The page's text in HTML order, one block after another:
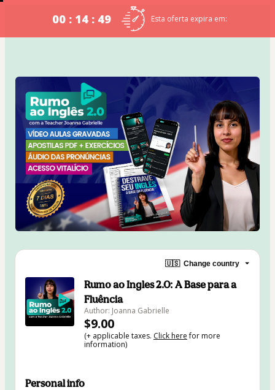
00 : 14 : 49 Esta oferta expira em:
🇺🇸 Change country
Rumo ao Ingles 2.0: A Base para a
Fluência
Author: Joanna Gabrielle
$9.00
(+ applicable taxes. Click herefor more
information)
Personal info